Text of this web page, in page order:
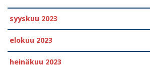
syyskuu 2023
elokuu 2023
heinäkuu 2023